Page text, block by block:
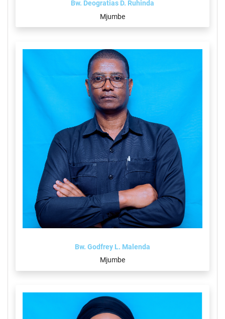
Bw. Deogratias D. Ruhinda
Mjumbe
Bw. Godfrey L. Malenda
Mjumbe